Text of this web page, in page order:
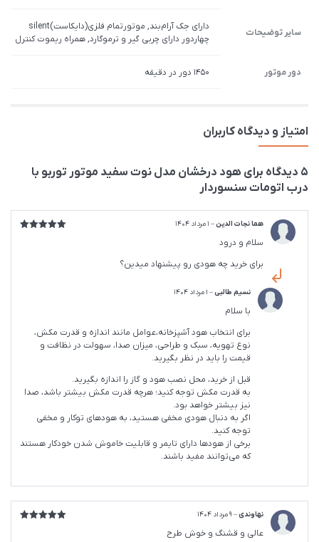
سایر توضیحات
دارای جک آرام‌بند, موتورتمام فلزی(دایکاست)silent
چهاردور دارای چربی گیر و ترموگارد, همراه ریموت کنترل
دور موتور 1450 دور در دقیقه
امتیاز و دیدگاه کاربران
5 دیدگاه برای
هود درخشان مدل نوت سفید موتور توربو با
درب اتومات سنسوردار
هما نجات الدین– 1 مرداد 1404
سلام و درود
برای خرید چه هودی رو پیشنهاد میدین؟
نسیم طالبی– 1 مرداد 1404
با سلام
برای انتخاب هود آشپزخانه،عوامل مانند اندازه و قدرت مکش،
نوع تهویه، سبک و طراحی، میزان صدا، سهولت در نظافت و
قیمت را باید در نظر بگیرید.
قبل از خرید، محل نصب هود و گاز را اندازه بگیرید.
به قدرت مکش توجه کنید؛ هرچه قدرت مکش بیشتر باشد، صدا
نیز بیشتر خواهد بود.
اگر به دنبال هودی مخفی هستید، به هودهای توکار و مخفی
توجه کنید.
برخی از هودها دارای تایمر و قابلیت خاموش شدن خودکار هستند
که می‌توانند مفید باشند.
نهاوندی– 9 مرداد 1404
عالی و قشنگ و خوش طرح